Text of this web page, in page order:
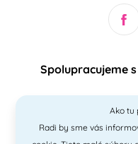
Spolupracujeme
Ako tu
Radi by sme vás